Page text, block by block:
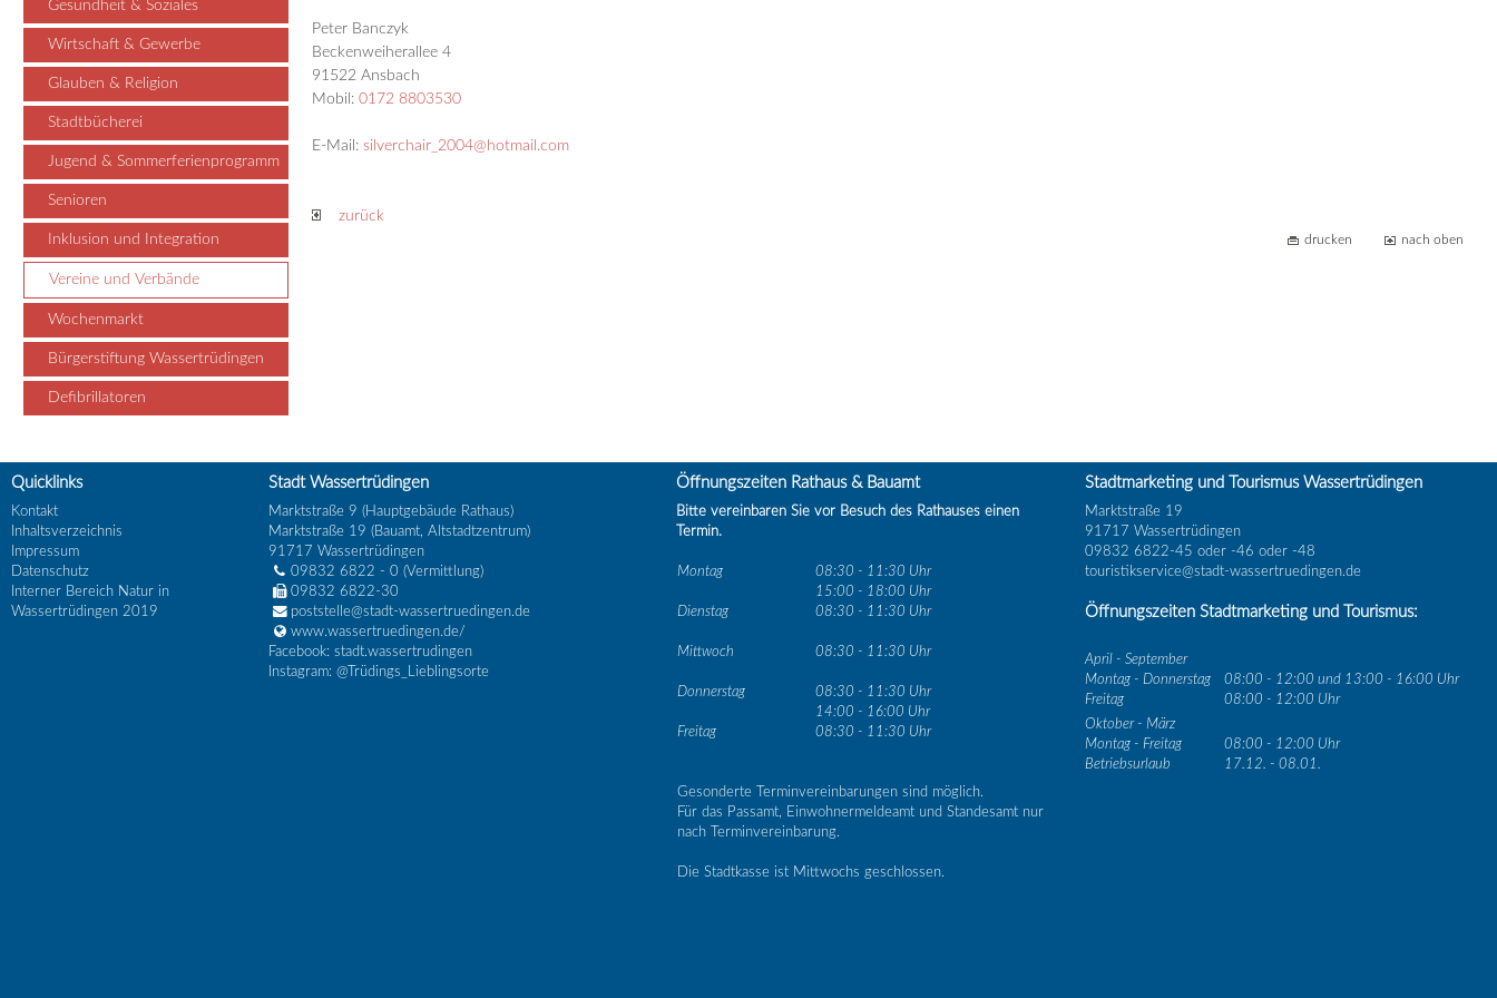
Gesundheit & Soziales
Wirtschaft & Gewerbe
Glauben & Religion
Stadtbücherei
Jugend & Sommerferienprogramm
Senioren
Inklusion und Integration
Vereine und Verbände
Wochenmarkt
Bürgerstiftung Wassertrüdingen
Defibrillatoren
Peter Banczyk
Beckenweiherallee 4
91522 Ansbach
Mobil: 0172 8803530
E-Mail: silverchair_2004@hotmail.com
zurück
drucken nach oben
Quicklinks
Kontakt
Inhaltsverzeichnis
Impressum
Datenschutz
Interner Bereich Natur in
Wassertrüdingen 2019
Stadt Wassertrüdingen
Marktstraße 9 (Hauptgebäude Rathaus)
Marktstraße 19 (Bauamt, Altstadtzentrum)
91717 Wassertrüdingen
09832 6822 - 0 (Vermittlung)
09832 6822-30
poststelle@stadt-wassertruedingen.de
www.wassertruedingen.de/
Facebook: stadt.wassertrudingen
Instagram: @Trüdings_Lieblingsorte
Öffnungszeiten Rathaus & Bauamt
Bitte vereinbaren Sie vor Besuch des Rathauses einen
Termin.
Montag
08:30 - 11:30 Uhr
15:00 - 18:00 Uhr
Dienstag
08:30 - 11:30 Uhr
Mittwoch 08:30 - 11:30 Uhr
Donnerstag
08:30 - 11:30 Uhr
14:00 - 16:00 Uhr
Freitag
08:30 - 11:30 Uhr
Gesonderte Terminvereinbarungen sind möglich.
Für das Passamt, Einwohnermeldeamt und Standesamt nur
nach Terminvereinbarung.
Die Stadtkasse ist Mittwochs geschlossen.
Stadtmarketing und Tourismus Wassertrüdingen
Marktstraße 19
91717 Wassertrüdingen
09832 6822-45 oder -46 oder -48
touristikservice@stadt-wassertruedingen.de
Öffnungszeiten Stadtmarketing und Tourismus:
April - September
Montag - Donnerstag
08:00 - 12:00 und 13:00 - 16:00 Uhr
Freitag
08:00 - 12:00 Uhr
Oktober - März
Montag - Freitag
08:00 - 12:00 Uhr
Betriebsurlaub
17.12. - 08.01.